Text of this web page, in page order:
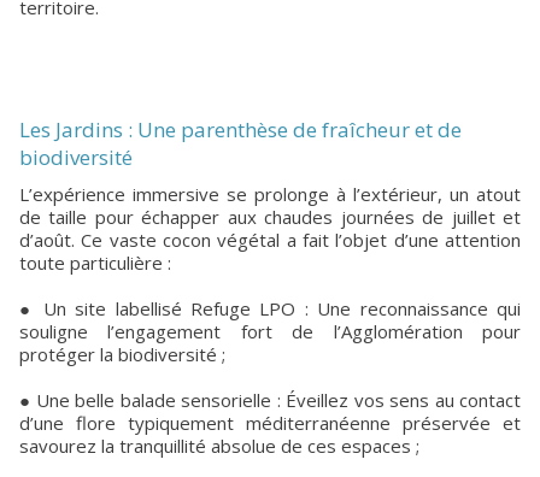
territoire.
Les Jardins : Une parenthèse de fraîcheur et de
biodiversité
L’expérience immersive se prolonge à l’extérieur, un atout
de taille pour échapper aux chaudes journées de juillet et
d’août. Ce vaste cocon végétal a fait l’objet d’une attention
toute particulière :
● Un site labellisé Refuge LPO : Une reconnaissance qui
souligne l’engagement fort de l’Agglomération pour
protéger la biodiversité ;
● Une belle balade sensorielle : Éveillez vos sens au contact
d’une flore typiquement méditerranéenne préservée et
savourez la tranquillité absolue de ces espaces ;